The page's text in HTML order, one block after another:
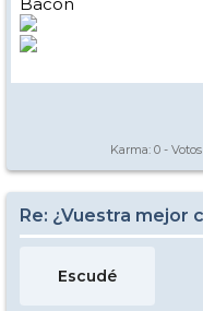
Karma: 0 -
Re: ¿Vuestra mejor
Escudé